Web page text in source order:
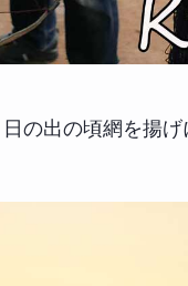
の出の頃網を揚げ